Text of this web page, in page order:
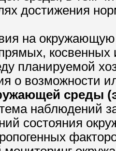
достижения
на
планируемой
о возможности
среды
наблюдений
состояния